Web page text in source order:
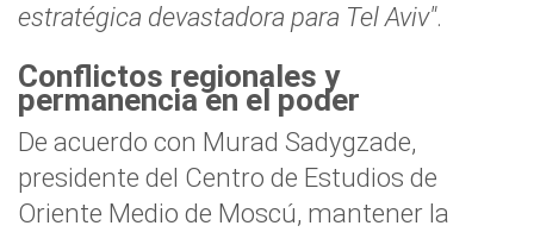
estratégica devastadora para Tel Aviv".
Conflictos regionales y
permanencia en el poder
De acuerdo con Murad Sadygzade,
presidente del Centro de Estudios de
Oriente Medio de Moscú, mantener la